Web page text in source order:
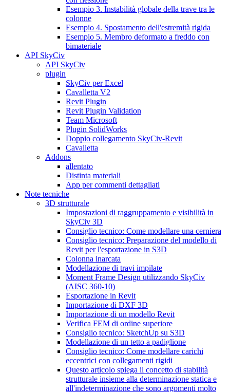
Esempio 3. Instabilità globale della trave tra le
colonne
Esempio 4. Spostamento dell'estremità rigida
Esempio 5. Membro deformato a freddo con
bimateriale
API SkyCiv
API SkyCiv
plugin
SkyCiv per Excel
Cavalletta V2
Revit Plugin
Revit Plugin Validation
Team Microsoft
Plugin SolidWorks
Doppio collegamento SkyCiv-Revit
Cavalletta
Addons
allentato
Distinta materiali
App per commenti dettagliati
Note tecniche
3D strutturale
Impostazioni di raggruppamento e visibilità in
SkyCiv 3D
Consiglio tecnico: Come modellare una cerniera
Consiglio tecnico: Preparazione del modello di
Revit per l'esportazione in S3D
Colonna inarcata
Modellazione di travi impilate
Moment Frame Design utilizzando SkyCiv
(AISC 360-10)
Esportazione in Revit
Importazione di DXF 3D
Importazione di un modello Revit
Verifica FEM di ordine superiore
Consiglio tecnico: SketchUp su S3D
Modellazione di un tetto a padiglione
Consiglio tecnico: Come modellare carichi
eccentrici con collegamenti rigidi
Questo articolo spiega il concetto di stabilità
strutturale insieme alla determinazione statica e
all'indeterminazione che sono argomenti molto